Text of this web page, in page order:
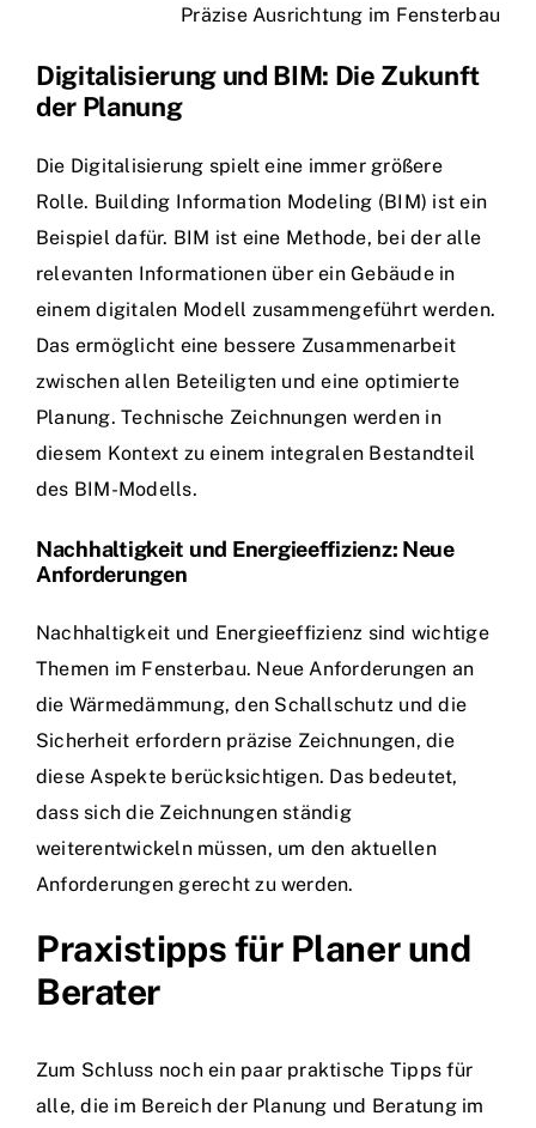
Präzise Ausrichtung im Fensterbau
Digitalisierung und BIM: Die Zukunft
der Planung
Die Digitalisierung spielt eine immer größere
Rolle. Building Information Modeling (BIM) ist ein
Beispiel dafür. BIM ist eine Methode, bei der alle
relevanten Informationen über ein Gebäude in
einem digitalen Modell zusammengeführt werden.
Das ermöglicht eine bessere Zusammenarbeit
zwischen allen Beteiligten und eine optimierte
Planung. Technische Zeichnungen werden in
diesem Kontext zu einem integralen Bestandteil
des BIM-Modells.
Nachhaltigkeit und Energieeffizienz: Neue
Anforderungen
Nachhaltigkeit und Energieeffizienz sind wichtige
Themen im Fensterbau. Neue Anforderungen an
die Wärmedämmung, den Schallschutz und die
Sicherheit erfordern präzise Zeichnungen, die
diese Aspekte berücksichtigen. Das bedeutet,
dass sich die Zeichnungen ständig
weiterentwickeln müssen, um den aktuellen
Anforderungen gerecht zu werden.
Praxistipps für Planer und
Berater
Zum Schluss noch ein paar praktische Tipps für
alle, die im Bereich der Planung und Beratung im